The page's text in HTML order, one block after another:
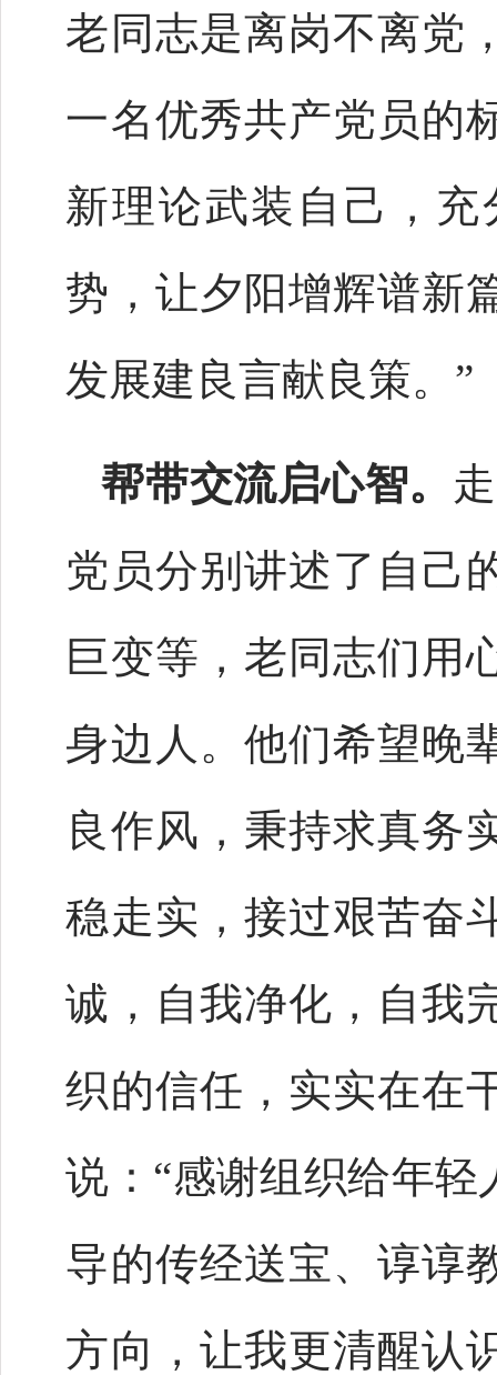
老同志是离岗不离党
一名优秀共产党员的
新理论武装自己，
势，让夕阳增辉谱新
发展建良言献良策。”
帮带交流启心智。
党员分别讲述了自己
巨变等，老同志们用
身边人。他们希望晚
良作风，秉持求真务
稳走实，接过艰苦奋
诚，自我净化，自我
织的信任，实实在在
说：“感谢组织给年
导的传经送宝、谆谆
方向，让我更清醒认